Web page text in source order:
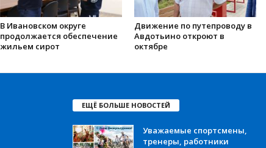
В Ивановском округе
продолжается обеспечение
жильем сирот
Движение по путепроводу в
Авдотьино откроют в
октябре
ЕЩЁ БОЛЬШЕ НОВОСТЕЙ
Уважаемые спортсмены,
тренеры, работники